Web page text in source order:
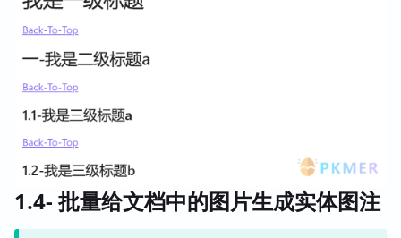
1.4- 批量给文档中的图片生成实体图注